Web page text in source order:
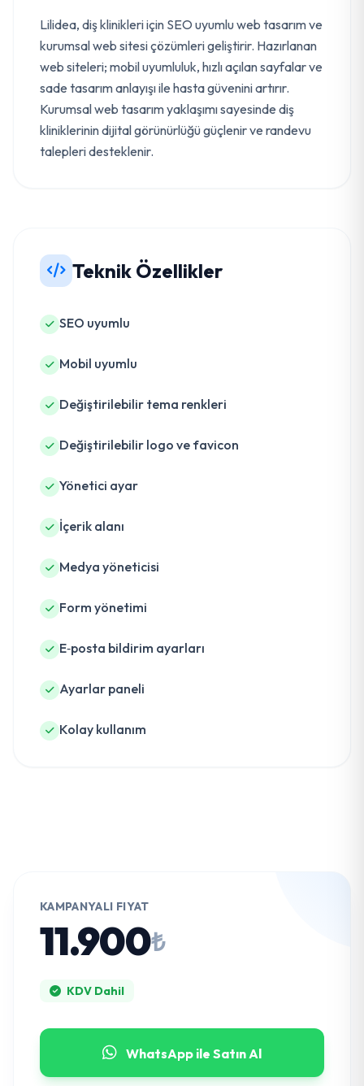
Lilidea, diş klinikleri için SEO uyumlu web tasarım ve
kurumsal web sitesi çözümleri geliştirir. Hazırlanan
web siteleri; mobil uyumluluk, hızlı açılan sayfalar ve
sade tasarım anlayışı ile hasta güvenini artırır.
Kurumsal web tasarım yaklaşımı sayesinde diş
kliniklerinin dijital görünürlüğü güçlenir ve randevu
talepleri desteklenir.
Teknik Özellikler
SEO uyumlu
Mobil uyumlu
Değiştirilebilir tema renkleri
Değiştirilebilir logo ve favicon
Yönetici ayar
İçerik alanı
Medya yöneticisi
Form yönetimi
E‑posta bildirim ayarları
Ayarlar paneli
Kolay kullanım
KAMPANYALI FIYAT
11.900₺
KDV Dahil
WhatsApp ile Satın Al